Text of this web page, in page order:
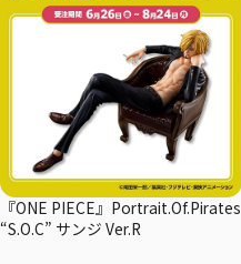
『ONE PIECE』Portrait.Of.Pirates
“S.O.C” サンジ Ver.R